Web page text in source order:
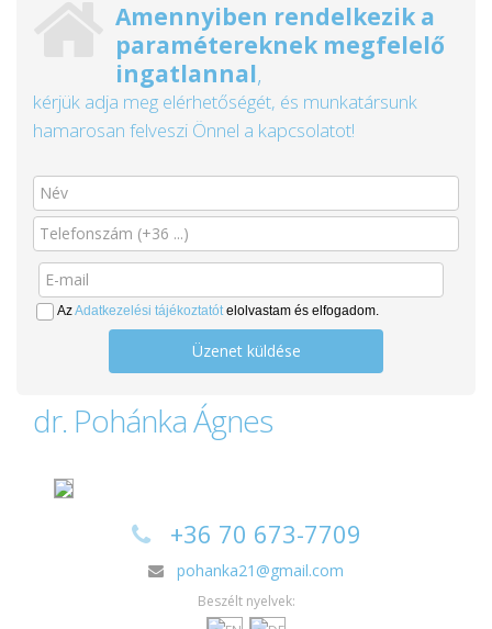
Amennyiben rendelkezik a
paramétereknek megfelelő
ingatlannal,
kérjük adja meg elérhetőségét, és munkatársunk
hamarosan felveszi Önnel a kapcsolatot!
AzAdatkezelési tájékoztatótelolvastam és elfogadom.
Üzenet küldése
dr. Pohánka Ágnes
+36 70 673-7709
pohanka21@gmail.com
Beszélt nyelvek: